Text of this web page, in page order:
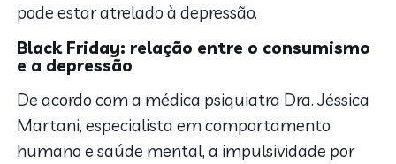
pode estar atrelado à depressão.
Black Friday: relação entre o consumismo
e a depressão
De acordo com a médica psiquiatra Dra. Jéssica
Martani, especialista em comportamento
humano e saúde mental,a impulsividade por